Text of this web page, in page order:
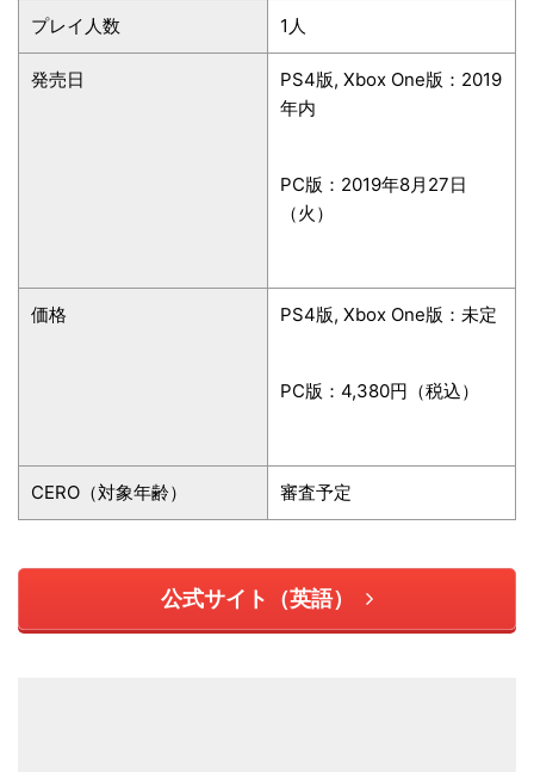
プレイ人数 1人
発売日
PS4版, Xbox One版：2019
年内
PC版：2019年8月27日
（火）
価格 PS4版, Xbox One版：未定
PC版：4,380円（税込）
CERO（対象年齢） 審査予定
公式サイト（英語）